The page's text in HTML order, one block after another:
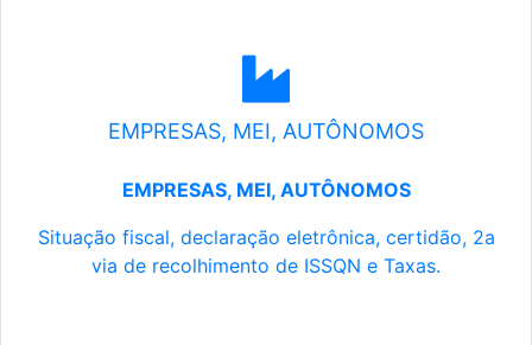
EMPRESAS, MEI, AUTÔNOMOS
EMPRESAS, MEI, AUTÔNOMOS
Situação fiscal, declaração eletrônica, certidão, 2a
via de recolhimento de ISSQN e Taxas.